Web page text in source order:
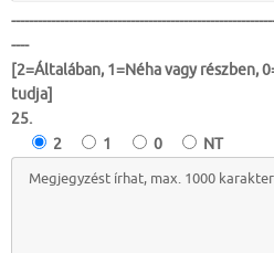
----
[2=Általában, 1=Néha vagy részben,
tudja]
25.
2
1 0 NT